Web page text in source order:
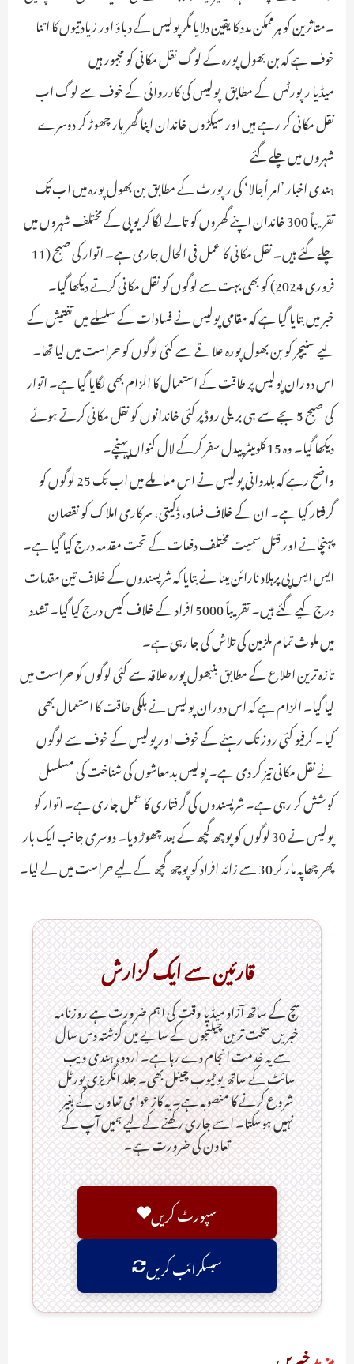
۔متاثرین کو ہرممکن مدد کا یقین دلایا مگر پولیس کے دباؤ اور زیادتیوں کا اتنا
خوف ہے کہ بن بھول پورہ کے لوگ نقل مکانی کو مجبور ہیں
میڈیا رپورٹس کے مطابق پولیس کی کارروائی کے خوف سے لوگ اب
نقل مکانی کر رہے ہیں اور سیکڑوں خاندان اپنا گھر بار چھوڑ کر دوسرے
شہروں میں چلے گئے
ہندی اخبار ’امر اُجالا‘ کی رپورٹ کے مطابق بن بھول پورہ میں اب تک
تقریباً 300 خاندان اپنے گھروں کو تالے لگا کر یوپی کے مختلف شہروں میں
چلے گئے ہیں۔ نقل مکانی کا عمل فی الحال جاری ہے۔ اتوار کی صبح (11
فروری 2024) کو بھی بہت سے لوگوں کو نقل مکانی کرتے دیکھا گیا۔
خبر میں بتایا گیا ہے کہ مقامی پولیس نے فسادات کے سلسلے میں تفتیش کے
لیے سنیچر کو بن بھول پورہ علاقے سے کئی لوگوں کو حراست میں لیا تھا۔
اس دوران پولیس پر طاقت کے استعمال کا الزام بھی لگایا گیا ہے۔ اتوار
کی صبح 5 بجے سے ہی بریلی روڈ پر کئی خاندانوں کو نقل مکانی کرتے ہوئے
دیکھا گیا۔ وہ 15 کلومیٹر پیدل سفر کرکے لال کنواں پہنچے۔
واضح رہے کہ ہلدوانی پولیس نے اس معاملے میں اب تک 25 لوگوں کو
گرفتار کیا ہے۔ ان کے خلاف فساد، ڈکیتی، سرکاری املاک کو نقصان
پہنچانے اور قتل سمیت مختلف دفعات کے تحت مقدمہ درج کیا گیا ہے۔
ایس ایس پی پرہلاد نارائن مینا نے بتایا کہ شرپسندوں کے خلاف تین مقدمات
درج کیے گئے ہیں۔ تقریباً 5000 افراد کے خلاف کیس درج کیا گیا۔ تشدد
میں ملوث تمام ملزمین کی تلاش کی جا رہی ہے۔
تازہ ترین اطلاع کے مطابق بنبھول پورہ علاقہ سے کئی لوگوں کو حراست میں
لیا گیا۔ الزام ہے کہ اس دوران پولیس نے ہلکی طاقت کا استعمال بھی
کیا۔ کرفیو کئی روز تک رہنے کے خوف اور پولیس کے خوف سے لوگوں
نے نقل مکانی تیز کر دی ہے۔ پولیس بدمعاشوں کی شناخت کی مسلسل
کوشش کر رہی ہے۔ شرپسندوں کی گرفتاری کا عمل جاری ہے۔ اتوار کو
پولیس نے 30 لوگوں کو پوچھ گچھ کے بعد چھوڑ دیا۔ دوسری جانب ایک بار
پھر چھاپہ مار کر 30 سے زائد افراد کو پوچھ گچھ کے لیے حراست میں لے لیا۔
قارئین سے ایک گزارش
سچ کے ساتھ آزاد میڈیا وقت کی اہم ضرورت ہےـ روزنامہ
خبریں سخت ترین چیلنجوں کے سایے میں گزشتہ دس سال
سے یہ خدمت انجام دے رہا ہے۔ اردو، ہندی ویب
سائٹ کے ساتھ یو ٹیوب چینل بھی۔ جلد انگریزی پورٹل
شروع کرنے کا منصوبہ ہے۔ یہ کاز عوامی تعاون کے بغیر
نہیں ہوسکتا۔ اسے جاری رکھنے کے لیے ہمیں آپ کے
تعاون کی ضرورت ہے۔
سپورٹ کریں
سبسکرائب کریں
مزیدخبریں